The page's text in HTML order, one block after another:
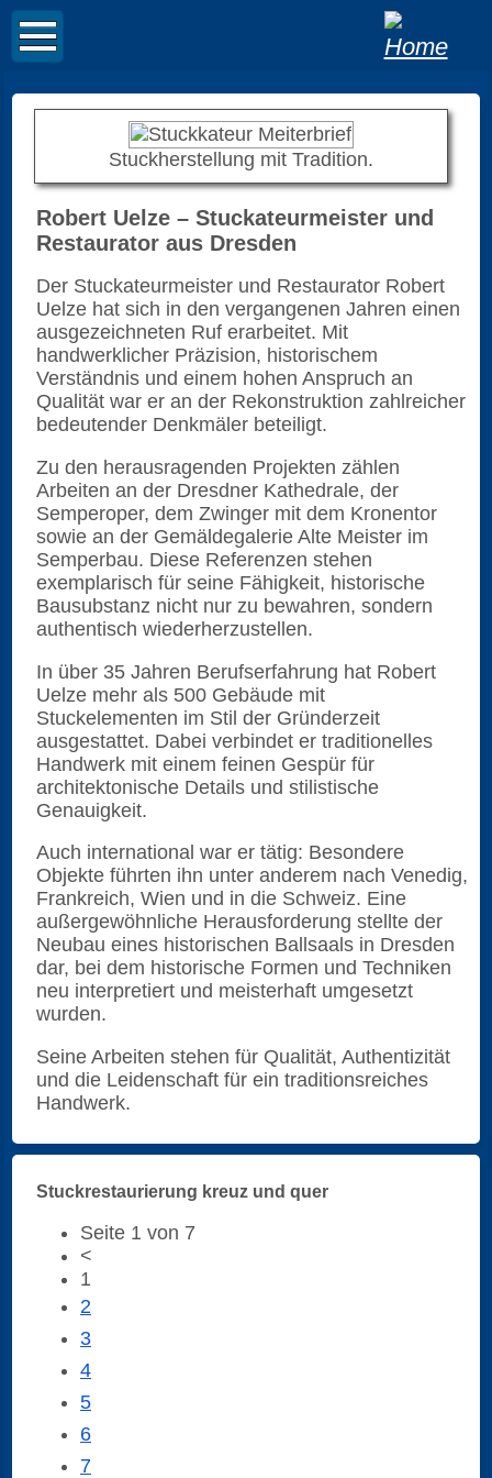
Stuckherstellung mit Tradition.
Robert Uelze – Stuckateurmeister und
Restaurator aus Dresden
Der Stuckateurmeister und Restaurator Robert
Uelze hat sich in den vergangenen Jahren einen
ausgezeichneten Ruf erarbeitet. Mit
handwerklicher Präzision, historischem
Verständnis und einem hohen Anspruch an
Qualität war er an der Rekonstruktion zahlreicher
bedeutender Denkmäler beteiligt.
Zu den herausragenden Projekten zählen
Arbeiten an der Dresdner Kathedrale, der
Semperoper, dem Zwinger mit dem Kronentor
sowie an der Gemäldegalerie Alte Meister im
Semperbau. Diese Referenzen stehen
exemplarisch für seine Fähigkeit, historische
Bausubstanz nicht nur zu bewahren, sondern
authentisch wiederherzustellen.
In über 35 Jahren Berufserfahrung hat Robert
Uelze mehr als 500 Gebäude mit
Stuckelementen im Stil der Gründerzeit
ausgestattet. Dabei verbindet er traditionelles
Handwerk mit einem feinen Gespür für
architektonische Details und stilistische
Genauigkeit.
Auch international war er tätig: Besondere
Objekte führten ihn unter anderem nach Venedig,
Frankreich, Wien und in die Schweiz. Eine
außergewöhnliche Herausforderung stellte der
Neubau eines historischen Ballsaals in Dresden
dar, bei dem historische Formen und Techniken
neu interpretiert und meisterhaft umgesetzt
wurden.
Seine Arbeiten stehen für Qualität, Authentizität
und die Leidenschaft für ein traditionsreiches
Handwerk.
Stuckrestaurierung kreuz und quer
Seite 1 von 7
<
1
2
3
4
5
6
7